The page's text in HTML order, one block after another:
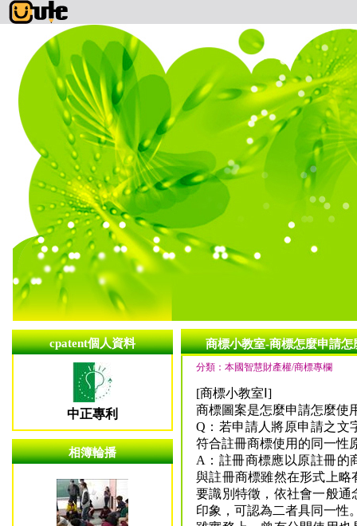
cpatent個人資料
中正專利
相簿輪播
商標小教室-商標怎麼申請怎
分類：本國智慧財產權/商標專欄
[商標小教室Ⅰ]
商標圖案是怎麼申請怎麼使
Q：若申請人將原申請之文
符合註冊商標使用的同一性
A：註冊商標應以原註冊的
與註冊商標雖然在形式上
要識別特徵，依社會一般
印象，可認為二者具同一性